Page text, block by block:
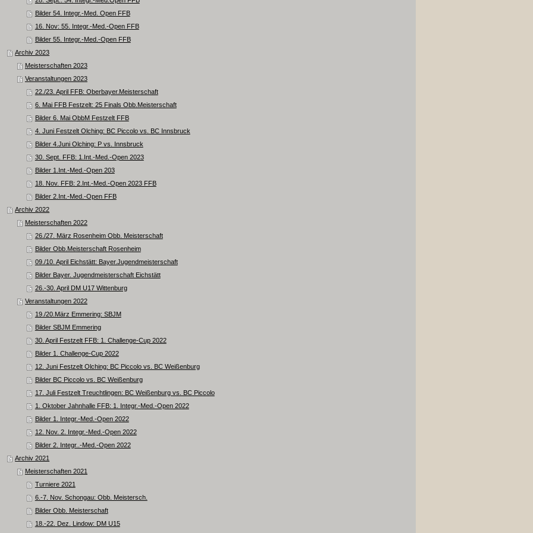
Bilder 54. Integr.-Med. Open FFB
16. Nov: 55. Integr.-Med.-Open FFB
Bilder 55. Integr.-Med.-Open FFB
Archiv 2023
Meisterschaften 2023
Veranstaltungen 2023
22./23. April FFB: Oberbayer.Meisterschaft
6. Mai FFB Festzelt: 25 Finals Obb.Meisterschaft
Bilder 6. Mai ObbM Festzelt FFB
4. Juni Festzelt Olching: BC Piccolo vs. BC Innsbruck
Bilder 4.Juni Olching: P vs. Innsbruck
30. Sept. FFB: 1.Int.-Med.-Open 2023
Bilder 1.Int.-Med.-Open 203
18. Nov. FFB: 2.Int.-Med.-Open 2023 FFB
Bilder 2.Int.-Med.-Open FFB
Archiv 2022
Meisterschaften 2022
26./27. März Rosenheim Obb. Meisterschaft
Bilder Obb.Meisterschaft Rosenheim
09./10. April Eichstätt: Bayer.Jugendmeisterschaft
Bilder Bayer. Jugendmeisterschaft Eichstätt
26.-30. April DM U17 Wittenburg
Veranstaltungen 2022
19./20.März Emmering: SBJM
Bilder SBJM Emmering
30. April Festzelt FFB: 1. Challenge-Cup 2022
Bilder 1. Challenge-Cup 2022
12. Juni Festzelt Olching: BC Piccolo vs. BC Weißenburg
Bilder BC Piccolo vs. BC Weißenburg
17. Juli Festzelt Treuchtlingen: BC Weißenburg vs. BC Piccolo
1. Oktober Jahnhalle FFB: 1. Integr.-Med.-Open 2022
Bilder 1. Integr.-Med.-Open 2022
12. Nov. 2. Integr.-Med.-Open 2022
Bilder 2. Integr..-Med.-Open 2022
Archiv 2021
Meisterschaften 2021
Turniere 2021
6.-7. Nov. Schongau: Obb. Meistersch.
Bilder Obb. Meisterschaft
18.-22. Dez. Lindow: DM U15